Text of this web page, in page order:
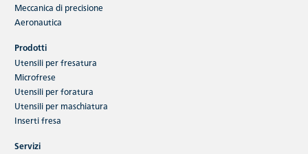
Meccanica di precisione
Aeronautica
Prodotti
Utensili per fresatura
Microfrese
Utensili per foratura
Utensili per maschiatura
Inserti fresa
Servizi